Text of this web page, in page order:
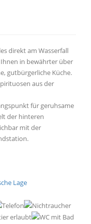
direkt am Wasserfall
in bewährter über
gutbürgerliche Küche.
aus der
für geruhsame
der hinteren
mit der
Lage